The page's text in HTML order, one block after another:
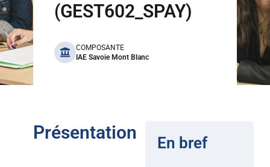
(GEST602_SPAY)
benefits
COMPOSANTE
IAE Savoie Mont Blanc
Présentation En bref